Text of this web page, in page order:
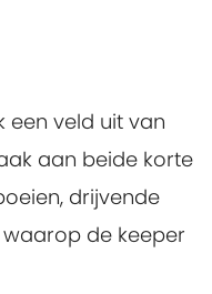
een veld uit van
aan beide korte
drijvende
de keeper